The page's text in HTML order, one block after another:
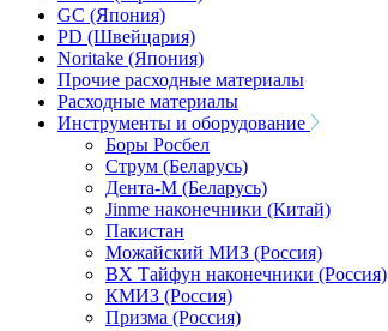
GC (Япония)
PD (Швейцария)
Noritake (Япония)
Прочие расходные материалы
Расходные материалы
Инструменты и оборудование
Боры Росбел
Струм (Беларусь)
Дента-М (Беларусь)
Jinme наконечники (Китай)
Пакистан
Можайский МИЗ (Россия)
ВХ Тайфун наконечники (Россия)
КМИЗ (Россия)
Призма (Россия)